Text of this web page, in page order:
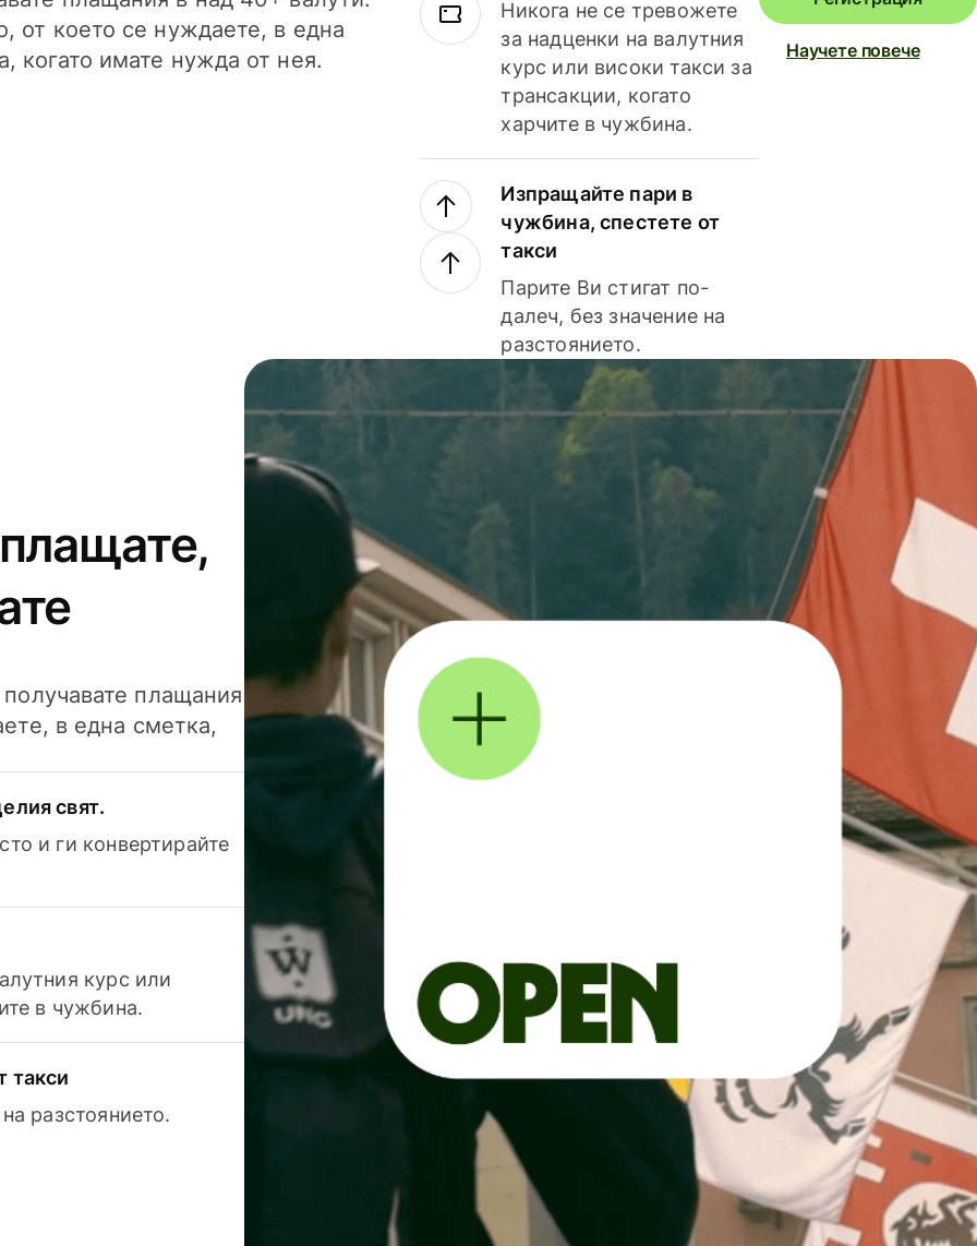
от което се нуждаете, в една
когато имате нужда от нея.
Никога не се тревожете
за надценки на валутния
курс или високи такси за
трансакции, когато
харчите в чужбина.
Изпращайте пари в
чужбина, спестете от
такси
Парите Ви стигат по-
далеч, без значение на
разстоянието.
Научете повече
плащания
в една сметка,
свят.
и ги конвертирайте
курс или
в чужбина.
такси
разстоянието.